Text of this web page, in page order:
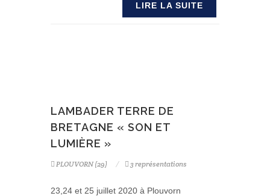
LIRE LA SUITE
LAMBADER TERRE DE
BRETAGNE « SON ET
LUMIÈRE »
PLOUVORN (29) 3 représentations
23,24 et 25 juillet 2020 à Plouvorn